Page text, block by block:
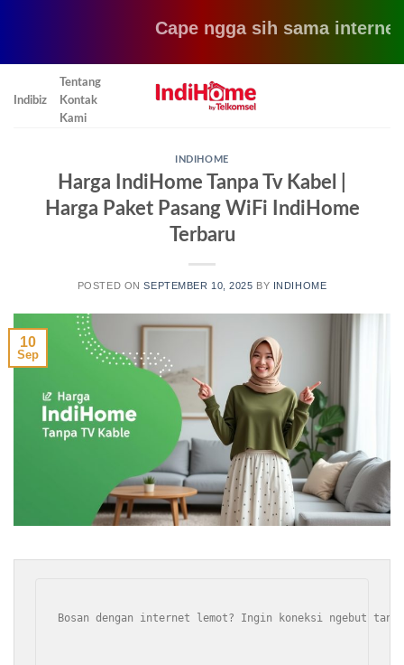
Cape ngga sih sama internet
Indibiz
Tentang
Kontak
Kami
INDIHOME
Harga IndiHome Tanpa Tv Kabel |
Harga Paket Pasang WiFi IndiHome
Terbaru
POSTED ONSEPTEMBER 10, 2025 BY INDIHOME
10
Sep
Bosan dengan internet lemot? Ingin koneksi ngebut